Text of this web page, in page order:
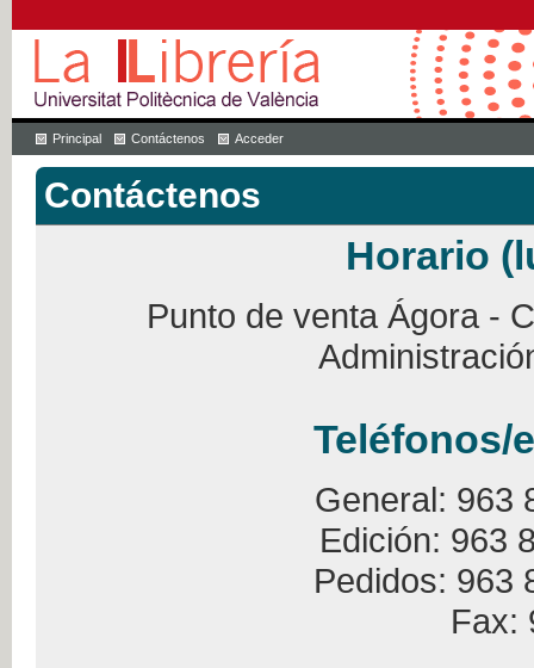
Principal Contáctenos Acceder
Contáctenos
Horario
Punto de venta Ágora -
Teléfonos/
General: 963
Edición: 963
Pedidos: 963
Fax: